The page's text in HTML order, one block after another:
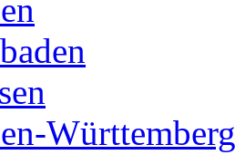
Württemberg